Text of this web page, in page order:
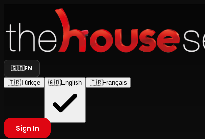
🇬🇧EN
🇹🇷Türkçe 🇬🇧English 🇫🇷Français
Sign In